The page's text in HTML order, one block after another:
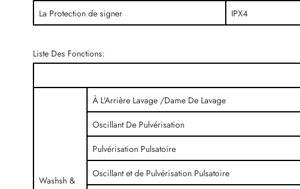
La Protection de signer
IPX4
Liste Des Fonctions:
Washsh &
À L'Arrière Lavage /Dame De Lavage
Oscillant De Pulvérisation
Pulvérisation Pulsatoire
Oscillant et de Pulvérisation Pulsatoire